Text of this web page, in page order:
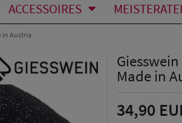
ACCESSOIRES
in Austria
Made in
34,90